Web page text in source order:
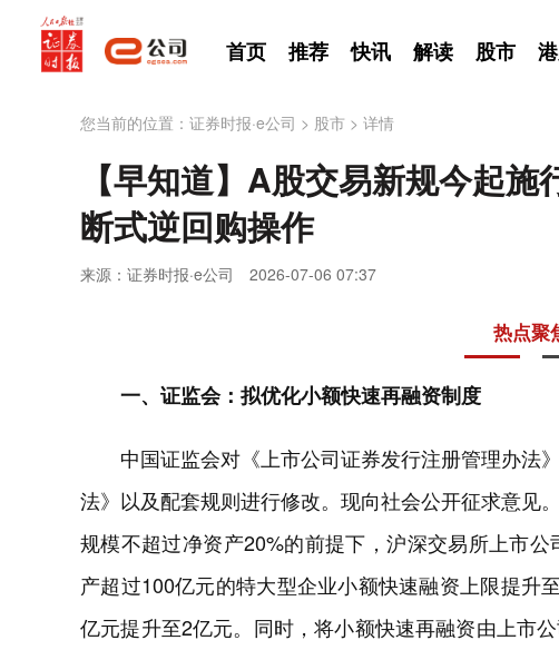
首页 推荐 快讯 解读 股市
您当前的位置： 证券时报·e公司 > 股市 > 详情
【早知道】A股交易新规今起
断式逆回购操作
来源：证券时报·e公司 2026-07-06 07:37
热点聚
一、证监会：拟优化小额快速再融资制度
中国证监会对《上市公司证券发行注册管理办法
法》以及配套规则进行修改。现向社会公开征求意见
规模不超过净资产20%的前提下，沪深交易所上市
产超过100亿元的特大型企业小额快速融资上限提升
亿元提升至2亿元。同时，将小额快速再融资由上市